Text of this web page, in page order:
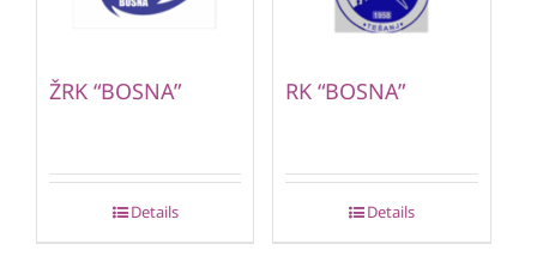
ŽRK “BOSNA”
Details
RK “BOSNA”
Details